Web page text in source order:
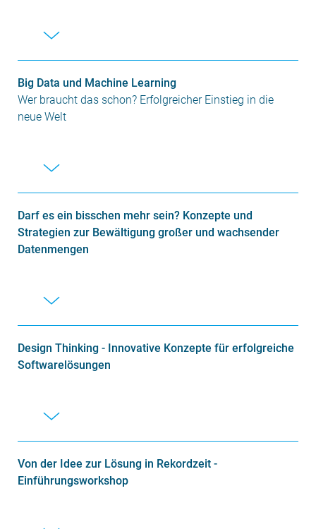
Big Data und Machine Learning
Wer braucht das schon? Erfolgreicher Einstieg in die
neue Welt
Darf es ein bisschen mehr sein? Konzepte und
Strategien zur Bewältigung großer und wachsender
Datenmengen
Design Thinking - Innovative Konzepte für erfolgreiche
Softwarelösungen
Von der Idee zur Lösung in Rekordzeit -
Einführungsworkshop